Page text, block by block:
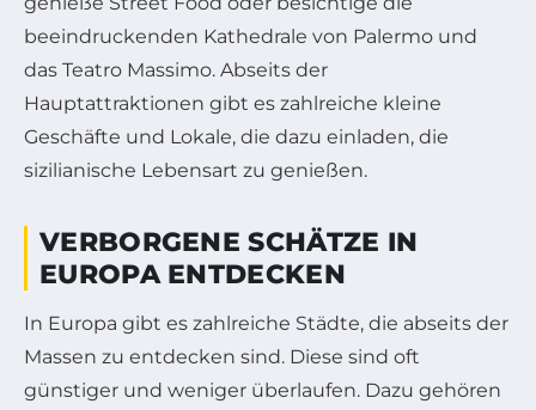
beeindruckenden Kathedrale von Palermo und
das Teatro Massimo. Abseits der
Hauptattraktionen gibt es zahlreiche kleine
Geschäfte und Lokale, die dazu einladen, die
sizilianische Lebensart zu genießen.
VERBORGENE SCHÄTZE IN
EUROPA ENTDECKEN
In Europa gibt es zahlreiche Städte, die abseits der
Massen zu entdecken sind. Diese sind oft
günstiger und weniger überlaufen. Dazu gehören